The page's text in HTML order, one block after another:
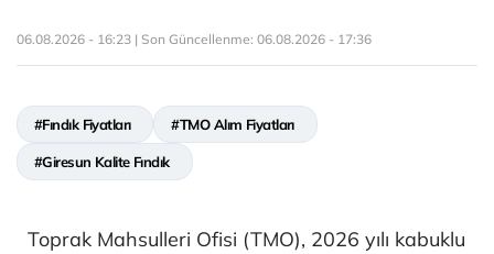
06.08.2026 - 16:23 | Son Güncellenme: 06.08.2026 - 17:36
#Fındık Fiyatları #TMO Alım Fiyatları
#Giresun Kalite Fındık
Toprak Mahsulleri Ofisi (TMO), 2026 yılı kabuklu